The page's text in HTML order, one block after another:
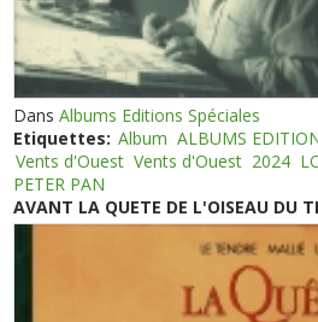
DansAlbums Editions Spéciales
Etiquettes: Album ALBUMS
Vents d'Ouest Vents d'Ouest 2024
PETER PAN
AVANT LA QUETE DE L'OISEAU DU